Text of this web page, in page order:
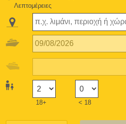
Λεπτομέρειες
18+ < 18